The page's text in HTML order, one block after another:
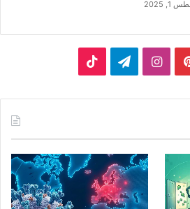
2025
بينتيريستانستقرامتيلقرام